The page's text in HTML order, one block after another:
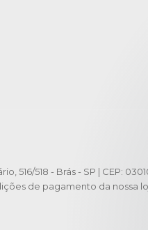
518 - Brás - SP | CEP:
de pagamento da nossa